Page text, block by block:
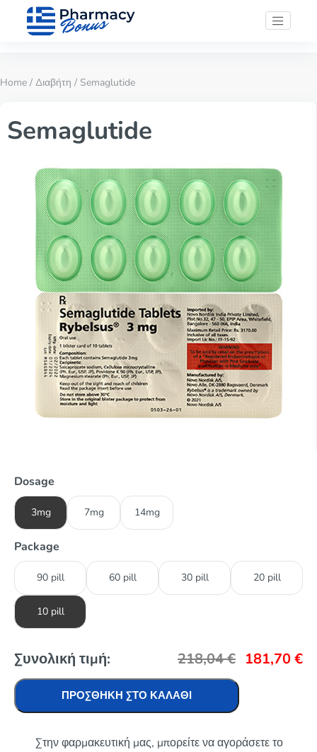
Home / Διαβήτη / Semaglutide
Semaglutide
Dosage
3mg 7mg 14mg
Package
90 pill 60 pill 30 pill 20 pill
10 pill
Συνολική τιμή: 218,04€ 181,70€
ΠΡΟΣΘΉΚΗ ΣΤΟ ΚΑΛΆΘΙ
Στην φαρμακευτική μας, μπορείτε να αγοράσετε το